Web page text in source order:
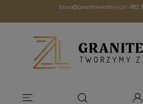
biuro@granitowezlewy.pl · 882